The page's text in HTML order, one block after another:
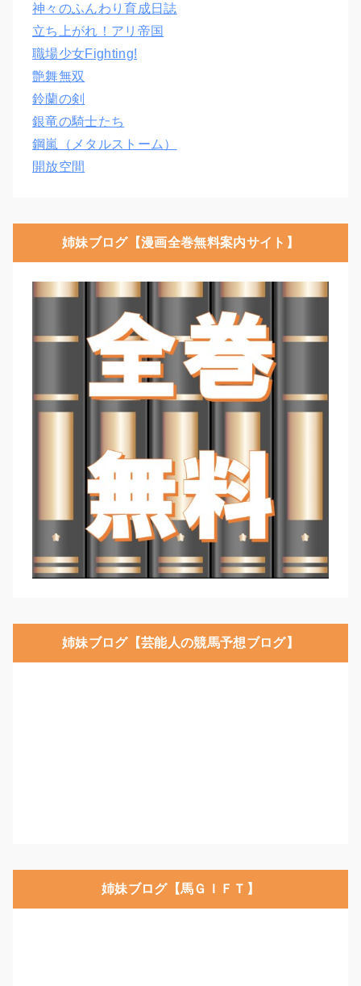
神々のふんわり育成日誌
立ち上がれ！アリ帝国
職場少女Fighting!
艶舞無双
鈴蘭の剣
銀竜の騎士たち
鋼嵐（メタルストーム）
開放空間
姉妹ブログ【漫画全巻無料案内サイト】
姉妹ブログ【芸能人の競馬予想ブログ】
姉妹ブログ【馬ＧＩＦＴ】